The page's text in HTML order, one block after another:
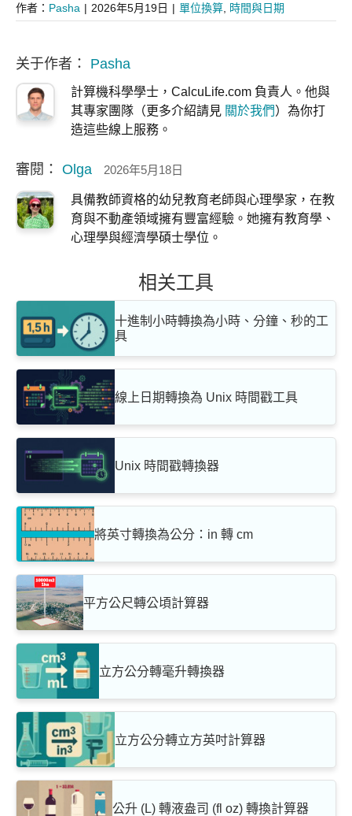
作者： Pasha | 2026年5月19日 | 單位換算 時間與日期
关于作者： Pasha
計算機科學學士，CalcuLife.com 負責人。他與
其專家團隊（更多介紹請見 關於我們）為你打
造這些線上服務。
審閱： Olga 2026年5月18日
具備教師資格的幼兒教育老師與心理學家，在教
育與不動產領域擁有豐富經驗。她擁有教育學、
心理學與經濟學碩士學位。
相关工具
十進制小時轉換為小時、分鐘、秒的工
具
線上日期轉換為 Unix 時間戳工具
Unix 時間戳轉換器
將英寸轉換為公分：in 轉 cm
平方公尺轉公頃計算器
立方公分轉毫升轉換器
立方公分轉立方英吋計算器
公升 (L) 轉液盎司 (fl oz) 轉換計算器